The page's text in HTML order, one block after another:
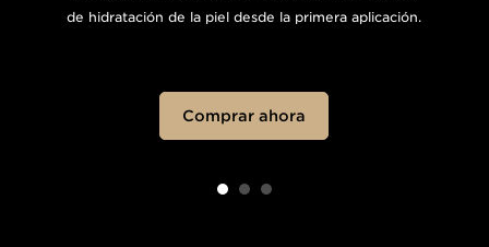
de hidratación de la piel desde la primera aplicación.
Comprar ahora